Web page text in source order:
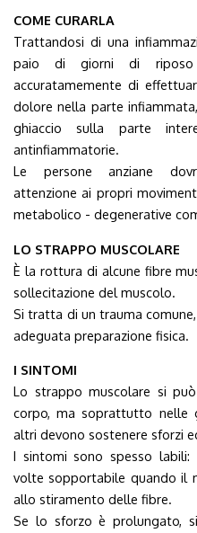
COME CURARLA
Trattandosi di una
paio di giorni di riposo
accuratamemente di
dolore nella parte
ghiaccio sulla parte
antinfiammatorie.
Le persone anziane
attenzione ai propri
metabolico - degenerative
LO STRAPPO MUSCOLARE
È la rottura di alcune fibre
sollecitazione del muscolo.
Si tratta di un trauma
adeguata preparazione fisica.
I SINTOMI
Lo strappo muscolare si
corpo, ma soprattutto nelle
altri devono sostenere sforzi
I sintomi sono spesso
volte sopportabile quando il
allo stiramento delle fibre.
Se lo sforzo è prolungato,